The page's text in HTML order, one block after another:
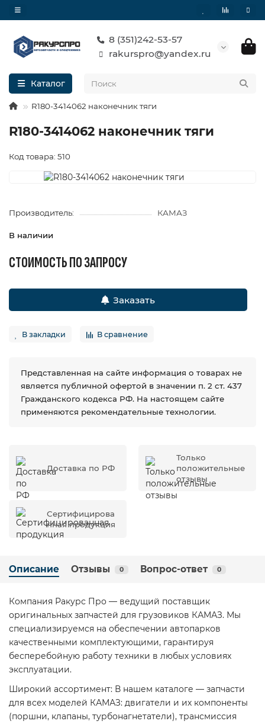
8 (351)242-53-57
rakurspro@yandex.ru
Каталог
R180-3414062 наконечник тяги
R180-3414062 наконечник тяги
Код товара: 510
Производитель: КАМАЗ
В наличии
СТОИМОСТЬ ПО ЗАПРОСУ
Заказать
В закладки В сравнение
Представленная на сайте информация о товарах не
является публичной офертой в значении п. 2 ст. 437
Гражданского кодекса РФ. На настоящем сайте
применяются рекомендательные технологии.
Доставка по РФ
Только
положительные
отзывы
Сертифицирова
нная продукция
Описание Отзывы 0 Вопрос-ответ 0
Компания Ракурс Про — ведущий поставщик
оригинальных запчастей для грузовиков КАМАЗ. Мы
специализируемся на обеспечении автопарков
качественными комплектующими, гарантируя
бесперебойную работу техники в любых условиях
эксплуатации.
Широкий ассортимент: В нашем каталоге — запчасти
для всех моделей КАМАЗ: двигатели и их компоненты
(поршни, клапаны, турбонагнетатели), трансмиссия